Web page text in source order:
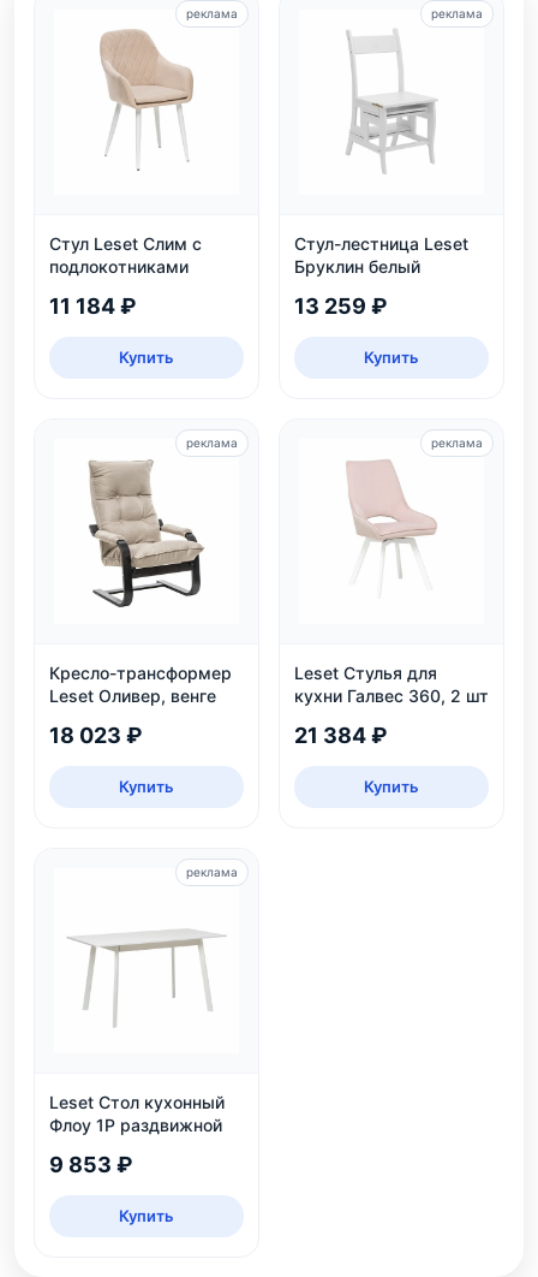
Стул Leset Слим с
подлокотниками
11 184 ₽
Купить
реклама
Стул-лестница Leset
Бруклин белый
13 259 ₽
Купить
реклама
Кресло-трансформер
Leset Оливер, венге
18 023 ₽
Купить
реклама
Leset Стулья для
кухни Галвес 360, 2 шт
21 384 ₽
Купить
реклама
Leset Стол кухонный
Флоу 1Р раздвижной
9 853 ₽
Купить
реклама